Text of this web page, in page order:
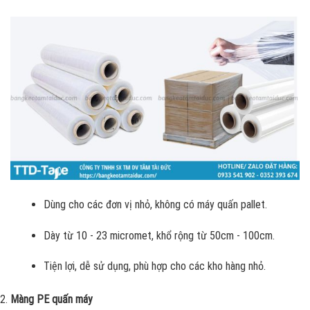
Dùng cho các đơn vị nhỏ, không có máy quấn pallet.
Dày từ 10 - 23 micromet, khổ rộng từ 50cm - 100cm.
Tiện lợi, dễ sử dụng, phù hợp cho các kho hàng nhỏ.
Màng PE quấn máy